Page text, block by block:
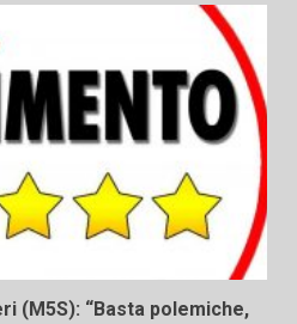
(M5S): “Basta polemiche,